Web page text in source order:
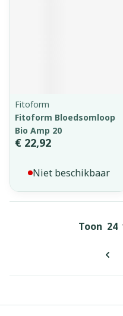
Fitoform
Fitoform Bloedsomloop
Bio Amp 20
€ 22,92
Niet beschikbaar
Toon